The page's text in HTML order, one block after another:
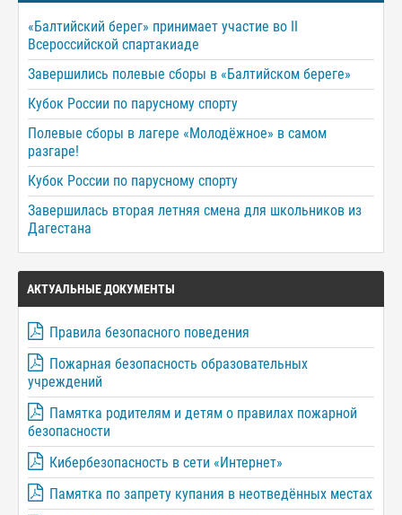
«Балтийский берег» принимает участие во II
Всероссийской спартакиаде
Завершились полевые сборы в «Балтийском береге»
Кубок России по парусному спорту
Полевые сборы в лагере «Молодёжное» в самом
разгаре!
Кубок России по парусному спорту
Завершилась вторая летняя смена для школьников из
Дагестана
АКТУАЛЬНЫЕ ДОКУМЕНТЫ
Правила безопасного поведения
Пожарная безопасность образовательных
учреждений
Памятка родителям и детям о правилах пожарной
безопасности
Кибербезопасность в сети «Интернет»
Памятка по запрету купания в неотведённых местах